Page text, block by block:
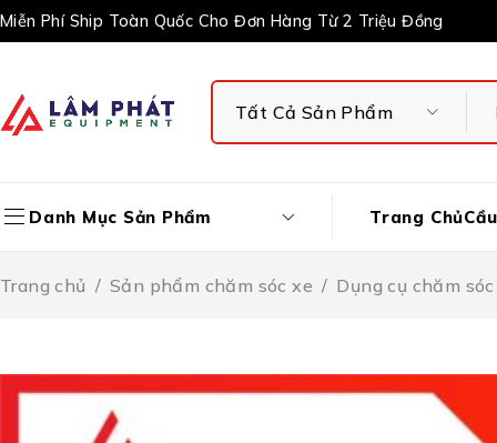
Miễn Phí Ship Toàn Quốc Cho Đơn Hàng Từ 2 Triệu Đồng
Danh Mục Sản Phẩm Trang Chủ
Trang chủ / Sản phẩm chăm sóc xe / Dụng cụ chăm